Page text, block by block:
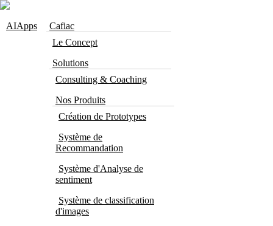
Skip to navigation
Aller au contenu principal
AIApps
Cafiac
Le Concept
Solutions
Consulting & Coaching
Nos Produits
Création de Prototypes
Système de
Recommandation
Système d'Analyse de
sentiment
Système de classification
d'images